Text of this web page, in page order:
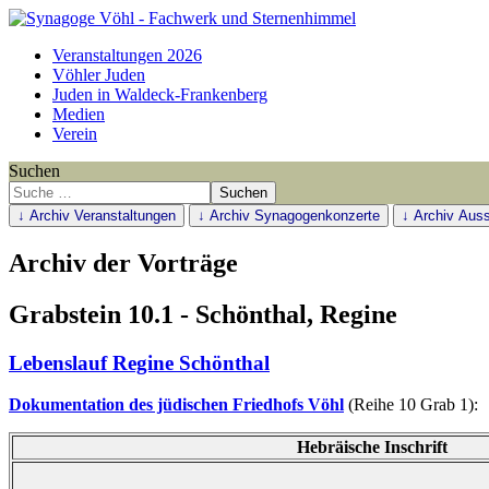
Veranstaltungen 2026
Vöhler Juden
Juden in Waldeck-Frankenberg
Medien
Verein
Suchen
Suchen
↓ Archiv Veranstaltungen
↓ Archiv Synagogenkonzerte ↓ Archiv
Archiv der Vorträge
Grabstein 10.1 - Schönthal, Regine
Lebenslauf Regine Schönthal
Dokumentation des jüdischen Friedhofs Vöhl (Reihe 10 Grab 1):
Hebräische Inschrift